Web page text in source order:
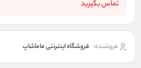
تماس بگیرید
فروشنده: فروشگاه اینترنتی ماماشاپ